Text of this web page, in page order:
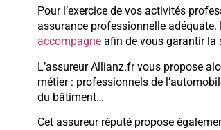
Pour l’exercice de vos activités
assurance professionnelle adéquate.
accompagne afin de vous garantir la
L’assureur Allianz.fr vous propose
métier : professionnels de
du bâtiment…
Cet assureur réputé propose